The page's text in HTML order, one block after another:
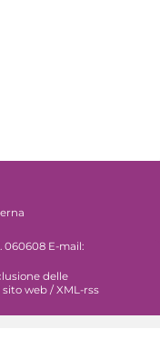
060608 E-mail:
delle
sito web / XML-rss